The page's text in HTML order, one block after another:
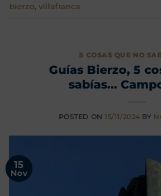
bierzo, villafranca
5 COSAS QUE NO
Guías Bierzo, 5
sabías…
POSTED ON15/11/2024 BY
15
Nov